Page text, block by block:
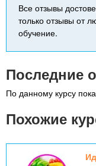
Все отзывы
только отзывы от
обучение.
Последние
По данному курсу
Похожие